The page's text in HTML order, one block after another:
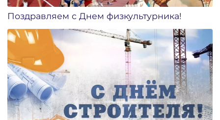
Поздравляем с Днем физкультурника!